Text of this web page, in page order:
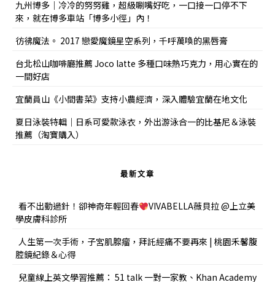
九州博多｜冷冷的努努雞，超級唰嘴好吃，一口接一口停不下
來，就在博多車站「博多小徑」內！
彷彿魔法。 2017 戀愛魔鏡星空系列，千呼萬喚的黑唇膏
台北松山咖啡廳推薦 Joco latte 多種口味熱巧克力，用心實在的
一間好店
宜蘭員山《小間書菜》支持小農經濟，深入體驗宜蘭在地文化
夏日泳裝特輯｜日系可愛款泳衣，外出游泳合一的比基尼＆泳裝
推薦（淘寶購入）
最新文章
看不出動過針！卻神奇年輕回春
VIVABELLA薇貝拉 @上立美
學皮膚科診所
人生第一次手術，子宮肌腺瘤，拜託經痛不要再來 | 桃園禾馨腹
腔鏡紀錄＆心得
兒童線上英文學習推薦： 51 talk 一對一家教、Khan Academy